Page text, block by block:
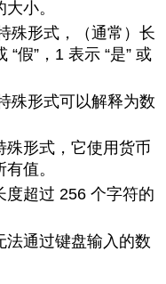
小。
殊形式，（通常）长
“假”，1 表示 “是” 或
殊形式可以解释为数
形式，它使用货币
值。
度超过 256 个字符的
法通过键盘输入的数